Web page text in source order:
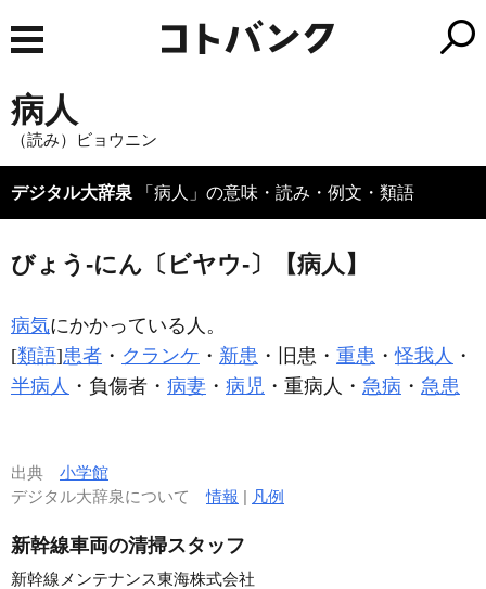
病人
（読み）ビョウニン
デジタル大辞泉 「病人」の意味・読み・例文・類語
びょう‐にん〔ビヤウ‐〕【病人】
病気にかかっている人。
[類語]患者 ・ クランケ ・ 新患 ・旧患・ 重患 ・怪我人 ・
半病人 ・負傷者・ 病妻 ・ 病児 ・重病人・ 急病 ・ 急患
出典 小学館
デジタル大辞泉について情報 | 凡例
新幹線車両の清掃スタッフ
新幹線メンテナンス東海株式会社